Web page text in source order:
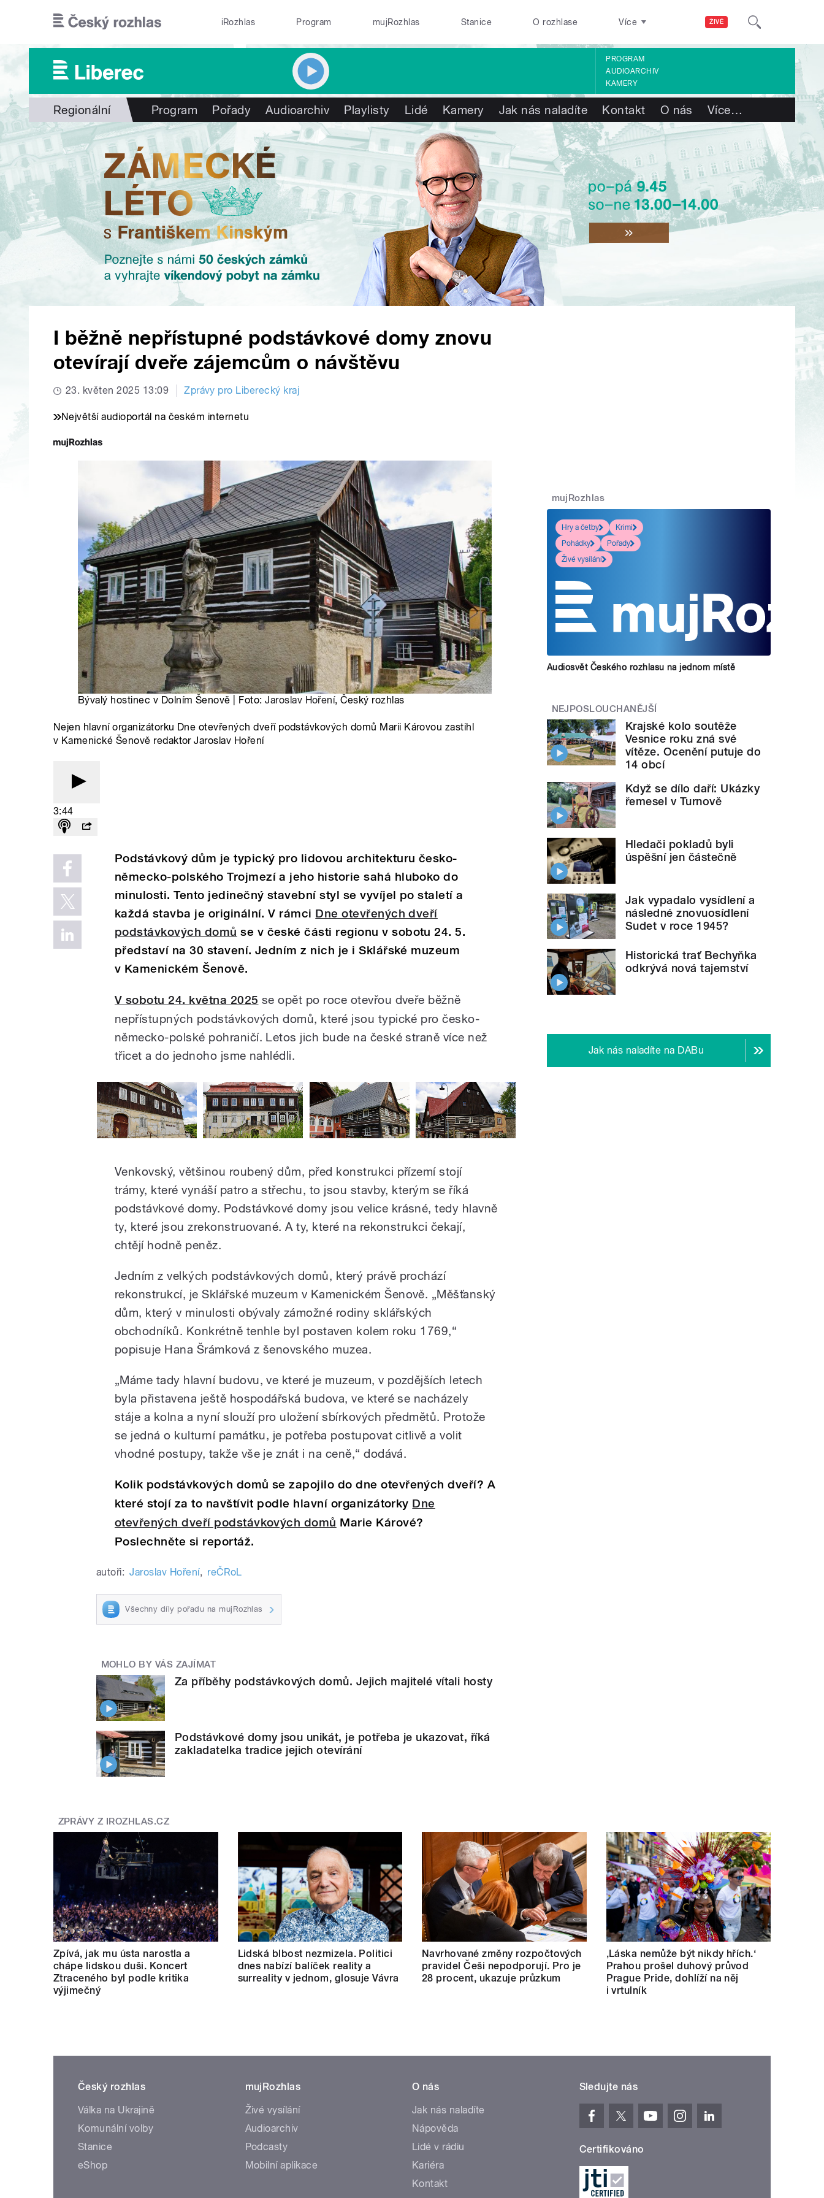
ŽIVĚ
iRozhlas Program mujRozhlas Stanice O rozhlase Více
PROGRAM
AUDIOARCHIV
KAMERY
Regionální Program Pořady Audioarchiv Playlisty Lidé Kamery Jak nás naladíte Kontakt O nás Více…
I běžně nepřístupné podstávkové domy znovu
otevírají dveře zájemcům o návštěvu
23. květen 2025 13:09 Zprávy pro Liberecký kraj
Největší audioportál na českém internetu
Bývalý hostinec v Dolním Šenově | Foto:Jaroslav Hoření, Český rozhlas
Nejen hlavní organizátorku Dne otevřených dveří podstávkových domů Marii Károvou zastihl
v Kamenické Šenově redaktor Jaroslav Hoření
3:44
Podstávkový dům je typický pro lidovou architekturu česko-
německo-polského Trojmezí a jeho historie sahá hluboko do
minulosti. Tento jedinečný stavební styl se vyvíjel po staletí a
každá stavba je originální. V rámci Dne otevřených dveří
podstávkových domů se v české části regionu v sobotu 24. 5.
představí na 30 stavení. Jedním z nich je i Sklářské muzeum
v Kamenickém Šenově.
V sobotu 24. května 2025 se opět po roce otevřou dveře běžně
nepřístupných podstávkových domů, které jsou typické pro česko-
německo-polské pohraničí. Letos jich bude na české straně více než
třicet a do jednoho jsme nahlédli.
Venkovský, většinou roubený dům, před konstrukci přízemí stojí
trámy, které vynáší patro a střechu, to jsou stavby, kterým se říká
podstávkové domy. Podstávkové domy jsou velice krásné, tedy hlavně
ty, které jsou zrekonstruované. A ty, které na rekonstrukci čekají,
chtějí hodně peněz.
Jedním z velkých podstávkových domů, který právě prochází
rekonstrukcí, je Sklářské muzeum v Kamenickém Šenově. „Měšťanský
dům, který v minulosti obývaly zámožné rodiny sklářských
obchodníků. Konkrétně tenhle byl postaven kolem roku 1769,“
popisuje Hana Šrámková z šenovského muzea.
„Máme tady hlavní budovu, ve které je muzeum, v pozdějších letech
byla přistavena ještě hospodářská budova, ve které se nacházely
stáje a kolna a nyní slouží pro uložení sbírkových předmětů. Protože
se jedná o kulturní památku, je potřeba postupovat citlivě a volit
vhodné postupy, takže vše je znát i na ceně,“ dodává.
Kolik podstávkových domů se zapojilo do dne otevřených dveří? A
které stojí za to navštívit podle hlavní organizátorky Dne
otevřených dveří podstávkových domů Marie Kárové?
Poslechněte si reportáž.
autoři: Jaroslav Hoření, reČRoL
Všechny díly pořadu na mujRozhlas
MOHLO BY VÁS ZAJÍMAT
Za příběhy podstávkových domů. Jejich majitelé vítali hosty
Podstávkové domy jsou unikát, je potřeba je ukazovat, říká
zakladatelka tradice jejich otevírání
mujRozhlas
Hry a četby
Krimi
Pohádky
Pořady
Živé vysílání
Audiosvět Českého rozhlasu na jednom místě
NEJPOSLOUCHANĚJŠÍ
Krajské kolo soutěže
Vesnice roku zná své
vítěze. Ocenění putuje do
14 obcí
Když se dílo daří: Ukázky
řemesel v Turnově
Hledači pokladů byli
úspěšní jen částečně
Jak vypadalo vysídlení a
následné znovuosídlení
Sudet v roce 1945?
Historická trať Bechyňka
odkrývá nová tajemství
Jak nás naladíte na DABu
ZPRÁVY Z IROZHLAS.CZ
Zpívá, jak mu ústa narostla a
chápe lidskou duši. Koncert
Ztraceného byl podle kritika
výjimečný
Lidská blbost nezmizela. Politici
dnes nabízí balíček reality a
surreality v jednom, glosuje Vávra
Navrhované změny rozpočtových
pravidel Češi nepodporují. Pro je
28 procent, ukazuje průzkum
‚Láska nemůže být nikdy hřích.‘
Prahou prošel duhový průvod
Prague Pride, dohlíží na něj
i vrtulník
Český rozhlas
Válka na Ukrajině
Komunální volby
Stanice
eShop
mujRozhlas
Živé vysílání
Audioarchiv
Podcasty
Mobilní aplikace
O nás
Jak nás naladíte
Nápověda
Lidé v rádiu
Kariéra
Kontakt
Sledujte nás
Certifikováno